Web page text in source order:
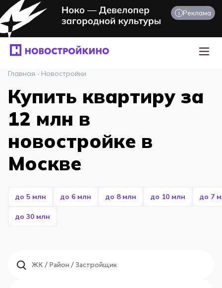
i Реклама
Главная · Новостройки
Купить квартиру за
12 млн в
новостройке в
Москве
до 5 млн до 6 млн до 8 млн до 10 млн до 7
до 30 млн